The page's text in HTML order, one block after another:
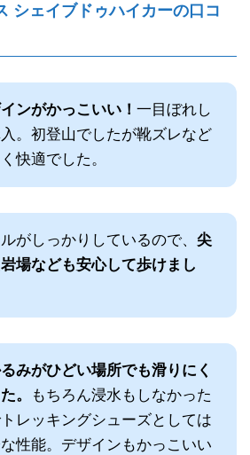
シェイブドゥハイカーの口コ
ンがかっこいい！ 一目ぼれし
。初登山でしたが靴ズレなど
快適でした。
がしっかりしているので、 尖
場なども安心して歩けまし
みがひどい場所でも滑りにく
。
もちろん浸水もしなかった
レッキングシューズとしては
性能。デザインもかっこいい